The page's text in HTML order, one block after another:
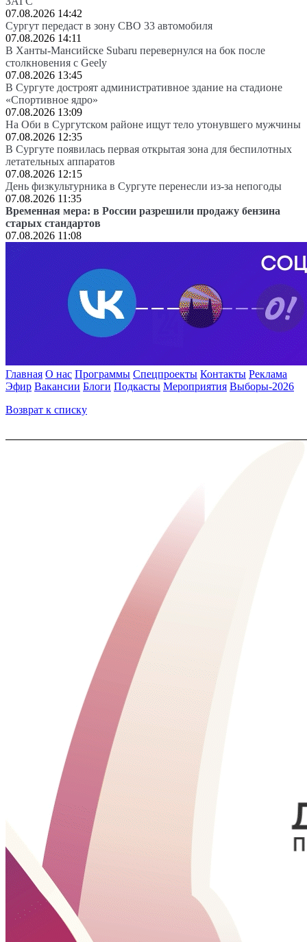
07.08.2026 14:42
Сургут передаст в зону СВО 33 автомобиля
07.08.2026 14:11
В Ханты-Мансийске Subaru перевернулся на бок после
столкновения с Geely
07.08.2026 13:45
В Сургуте достроят административное здание на стадионе
«Спортивное ядро»
07.08.2026 13:09
На Оби в Сургутском районе ищут тело утонувшего мужчины
07.08.2026 12:35
В Сургуте появилась первая открытая зона для беспилотных
летательных аппаратов
07.08.2026 12:15
День физкультурника в Сургуте перенесли из-за непогоды
07.08.2026 11:35
Временная мера: в России разрешили продажу бензина
старых стандартов
07.08.2026 11:08
Главная О нас Программы Спецпроекты Контакты Реклама
Эфир Вакансии Блоги Подкасты Мероприятия Выборы-2026
Возврат к списку